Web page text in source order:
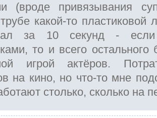
(вроде привязывания
какой-то пластиковой
за 10 секунд -
то и всего
игрой актёров.
на кино, но что-то мне
столько, сколько на